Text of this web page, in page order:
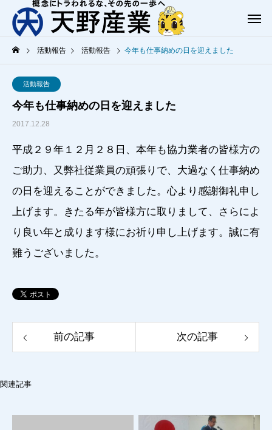
活動報告 活動報告 今年も仕事納めの日を迎えました
活動報告
今年も仕事納めの日を迎えました
2017.12.28
平成２９年１２月２８日、本年も協力業者の皆様方の
ご助力、又弊社従業員の頑張りで、大過なく仕事納め
の日を迎えることができました。心より感謝御礼申し
上げます。きたる年が皆様方に取りまして、さらによ
り良い年と成ります様にお祈り申し上げます。誠に有
難うございました。
前の記事 次の記事
関連記事